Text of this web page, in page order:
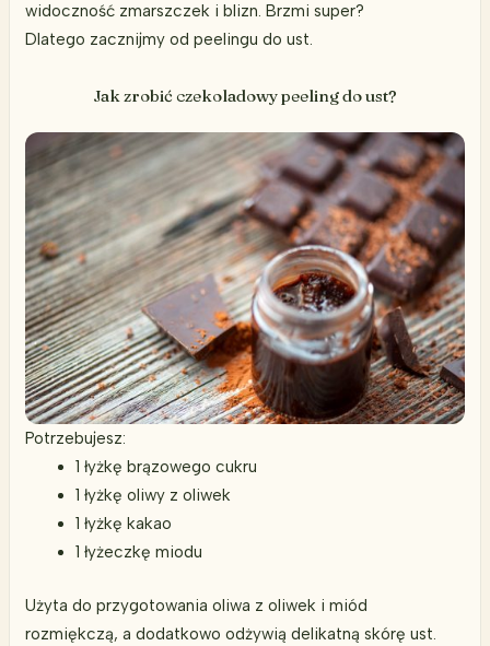
widoczność zmarszczek i blizn. Brzmi super?
Dlatego zacznijmy od peelingu do ust.
Jak zrobić czekoladowy peeling do ust?
Potrzebujesz:
1 łyżkę brązowego cukru
1 łyżkę oliwy z oliwek
1 łyżkę kakao
1 łyżeczkę miodu
Użyta do przygotowania oliwa z oliwek i miód
rozmiękczą, a dodatkowo odżywią delikatną skórę ust.